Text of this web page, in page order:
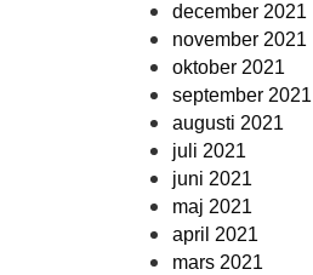
december 2021
november 2021
oktober 2021
september 2021
augusti 2021
juli 2021
juni 2021
maj 2021
april 2021
mars 2021